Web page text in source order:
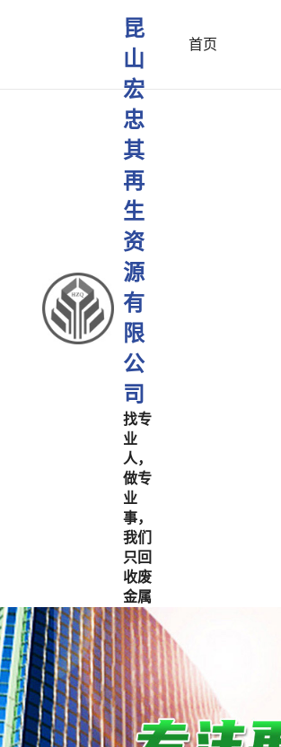
昆
山
宏
忠
其
再
生
资
源
有
限
公
司
找专
业
人，
做专
业
事，
我们
只回
收废
金属
首页